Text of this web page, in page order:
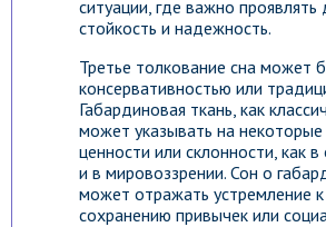
ситуации, где важно проявлять
стойкость и надежность.
Третье толкование сна может
консервативностью или
Габардиновая ткань, как
может указывать на
ценности или склонности, как
и в мировоззрении. Сон о
может отражать устремление к
сохранению привычек или